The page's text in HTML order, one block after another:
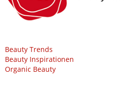
Beauty Trends
Beauty Inspirationen
Organic Beauty